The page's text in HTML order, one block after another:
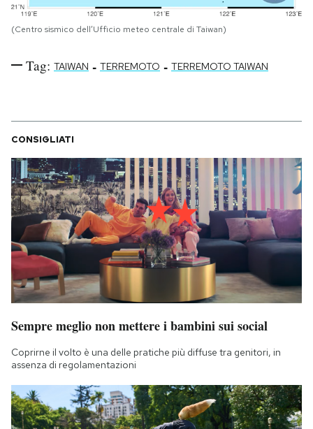
(Centro sismico dell’Ufficio meteo centrale di Taiwan)
Tag: TAIWAN - TERREMOTO - TERREMOTO TAIWAN
CONSIGLIATI
Sempre meglio non mettere i bambini sui social
Coprirne il volto è una delle pratiche più diffuse tra genitori, in
assenza di regolamentazioni